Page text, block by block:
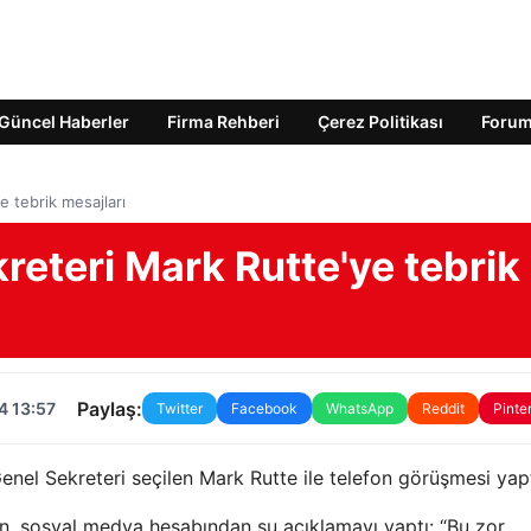
Haberler Firma Rehberi Çerez Politikası
tebrik mesajları
Mark Rutte'ye tebrik
13:57 Paylaş: Twitter Facebook WhatsApp Reddit
Sekreteri seçilen Mark Rutte ile telefon görüşmesi
medya hesabından şu açıklamayı yaptı: “Bu zor